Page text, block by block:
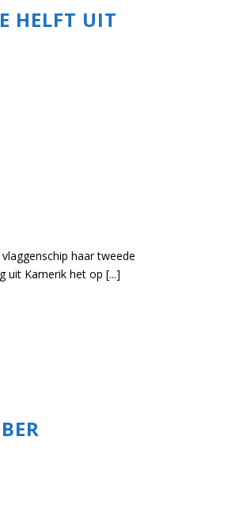
HELFT UIT
haar tweede
uit Kamerik het op [...]